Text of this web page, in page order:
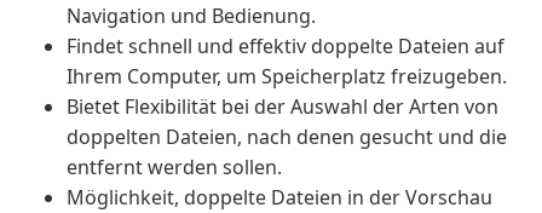
Navigation und Bedienung.
Findet schnell und effektiv doppelte Dateien auf
Ihrem Computer, um Speicherplatz freizugeben.
Bietet Flexibilität bei der Auswahl der Arten von
doppelten Dateien, nach denen gesucht und die
entfernt werden sollen.
Möglichkeit, doppelte Dateien in der Vorschau